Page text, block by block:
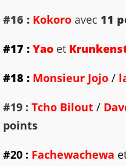
#16 : Kokoro avec 11
#17 : Yao et
#18 : Monsieur Jojo /
#19 : Tcho Bilout /
points
#20 : Fachewachewa